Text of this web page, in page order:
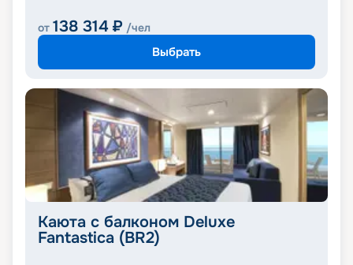
от 138 314 ₽ /чел
Выбрать
Каюта с балконом Deluxe
Fantastica (BR2)